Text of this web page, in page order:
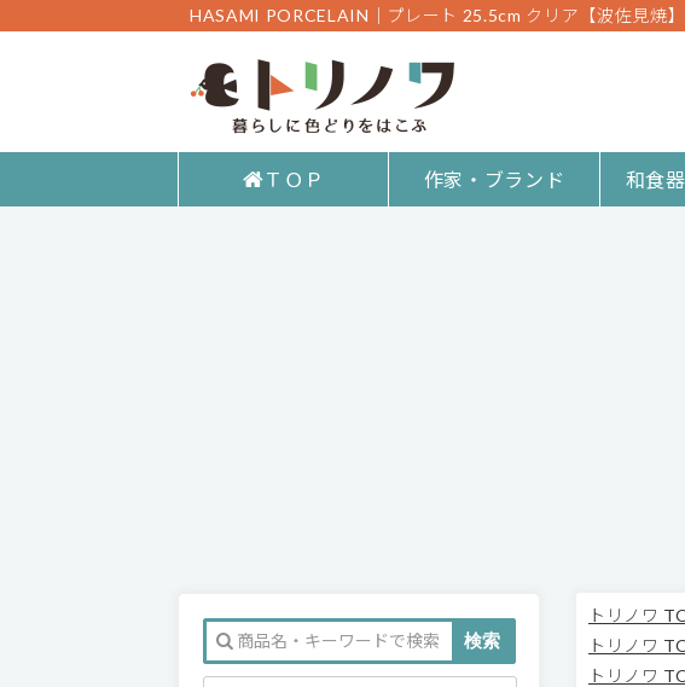
HASAMI PORCELAIN｜プレート 25.5cm クリア【波佐見焼】
ＴＯＰ 作家・ブランド 和食
トリノワ
トリノワ
トリノワ